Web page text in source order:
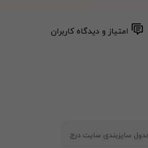
امتیاز و دیدگاه کاربران